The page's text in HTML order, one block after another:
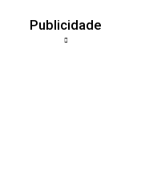
Publicidade